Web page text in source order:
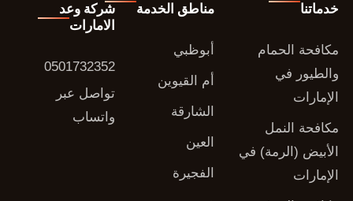
خدماتنا
مكافحة الحمام
والطيور في
الإمارات
مكافحة النمل
الأبيض (الرمة) في
الإمارات
مناطق الخدمة
أبوظبي
أم القيوين
الشارقة
العين
الفجيرة
شركة وعد
الامارات
0501732352
تواصل عبر
واتساب